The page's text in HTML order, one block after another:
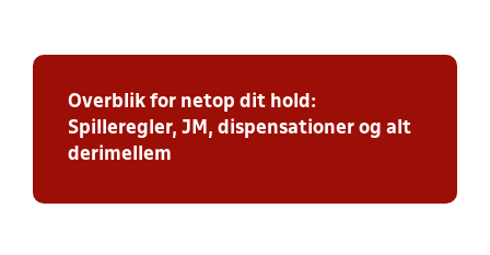
Overblik for netop dit hold:
Spilleregler, JM, dispensationer og alt
derimellem